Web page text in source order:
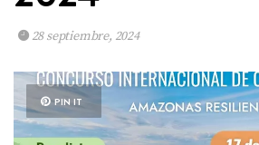
28 septiembre, 2024
PIN IT